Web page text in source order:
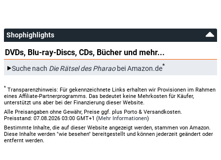
Shophighlights
DVDs, Blu-ray-Discs, CDs, Bücher und mehr...
Suche nach Die Rätsel des Pharaobei Amazon.de*
* Transparenzhinweis: Für gekennzeichnete Links erhalten wir Provisionen im Rahmen
eines Affiliate-Partnerprogramms. Das bedeutet keine Mehrkosten für Käufer,
unterstützt uns aber bei der Finanzierung dieser Website.
Alle Preisangaben ohne Gewähr, Preise ggf. plus Porto & Versandkosten.
Preisstand: 07.08.2026 03:00 GMT+1 (Mehr Informationen)
Bestimmte Inhalte, die auf dieser Website angezeigt werden, stammen von Amazon.
Diese Inhalte werden "wie besehen" bereitgestellt und können jederzeit geändert oder
entfernt werden.